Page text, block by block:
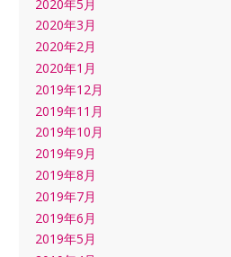
2020年5月
2020年3月
2020年2月
2020年1月
2019年12月
2019年11月
2019年10月
2019年9月
2019年8月
2019年7月
2019年6月
2019年5月